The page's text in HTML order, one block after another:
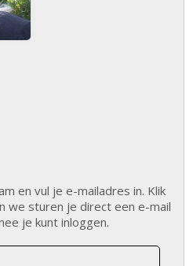
en vul je e-mailadres in. Klik
we sturen je direct een e-mail
je kunt inloggen.